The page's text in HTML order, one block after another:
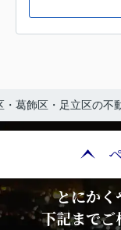
・葛飾区・足立区の不
とにかく
下記までご